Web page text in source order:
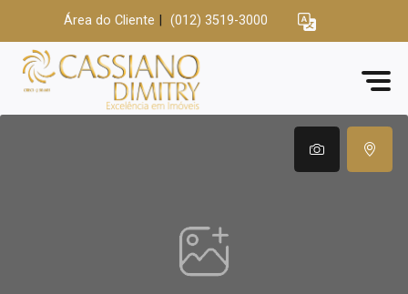
Área do Cliente (012) 3519-3000